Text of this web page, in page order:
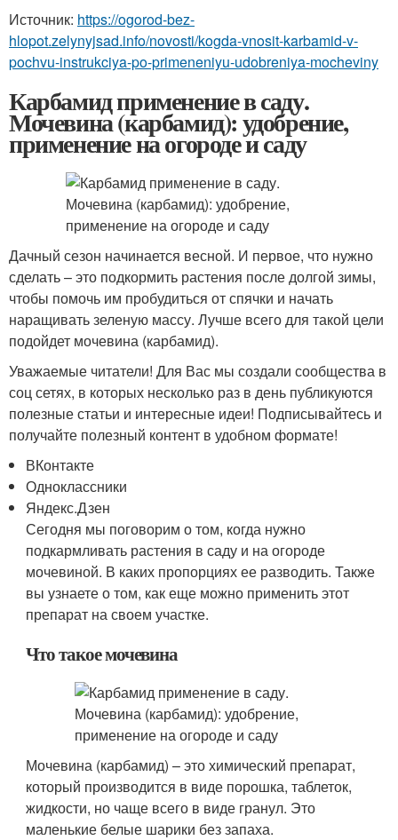
Источник: https://ogorod-bez-
hlopot.zelynyjsad.info/novosti/kogda-vnosit-karbamid-v-
pochvu-instrukciya-po-primeneniyu-udobreniya-mocheviny
Карбамид применение в саду.
Мочевина (карбамид): удобрение,
применение на огороде и саду
Дачный сезон начинается весной. И первое, что нужно
сделать – это подкормить растения после долгой зимы,
чтобы помочь им пробудиться от спячки и начать
наращивать зеленую массу. Лучше всего для такой цели
подойдет мочевина (карбамид).
Уважаемые читатели! Для Вас мы создали сообщества в
соц сетях, в которых несколько раз в день публикуются
полезные статьи и интересные идеи! Подписывайтесь и
получайте полезный контент в удобном формате!
ВКонтакте
Одноклассники
Яндекс.Дзен
Сегодня мы поговорим о том, когда нужно
подкармливать растения в саду и на огороде
мочевиной. В каких пропорциях ее разводить. Также
вы узнаете о том, как еще можно применить этот
препарат на своем участке.
Что такое мочевина
Мочевина (карбамид) – это химический препарат,
который производится в виде порошка, таблеток,
жидкости, но чаще всего в виде гранул. Это
маленькие белые шарики без запаха.